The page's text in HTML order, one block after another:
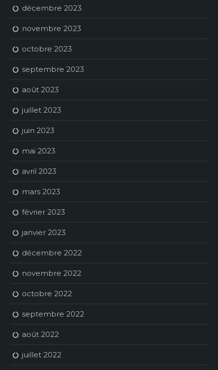
décembre 2023
novembre 2023
octobre 2023
septembre 2023
août 2023
juillet 2023
juin 2023
mai 2023
avril 2023
mars 2023
février 2023
janvier 2023
décembre 2022
novembre 2022
octobre 2022
septembre 2022
août 2022
juillet 2022